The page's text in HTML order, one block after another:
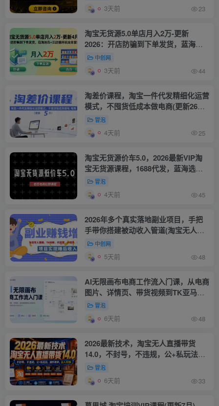
3天前 23
淘宝无货源5.0单店月入2万-更新
2026：开店防骗到下单发货，蓝海选
品+三店循环玩法全掌握
中创网
3天前 44
淘差价课程，淘宝一件代发精细化运营
模式，不囤货低成本做电商(更新26年7
月) 冒泡
4天前 25
淘宝无货源价车5.0，​2026最新VIP淘
宝无货源课程，1688代发，蓝海选
品，零成本创业首选(更新26年8月3日)
冒泡
4天前 45
2026年多个真实落地副业项目，手把
手带你搭建被动收入管道(淘宝无人直
播、海外TK拉新…
中创网
5天前 48
AI无限画布电商工作流入门课，从电商
图片、详情页、带货视频到TK亚马逊
产品上架模板实战,一套课程搞定
冒泡
6天前 48
2026最新技术，淘宝无人直播带货
14.0，不封号，不违规，公+私玩法，
操作简单，日入10张【揭秘】
冒泡
6天前 33